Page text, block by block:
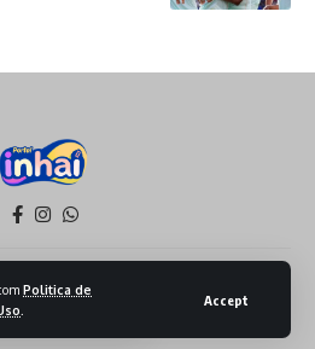
Politica de
Accept
- 2026 - Produzido por Sept Mídia